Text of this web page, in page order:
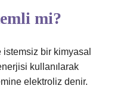
mi?
bir kimyasal
kullanılarak
elektroliz denir.